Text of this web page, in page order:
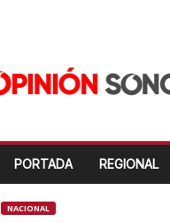
PORTADA REGIONAL
NACIONAL